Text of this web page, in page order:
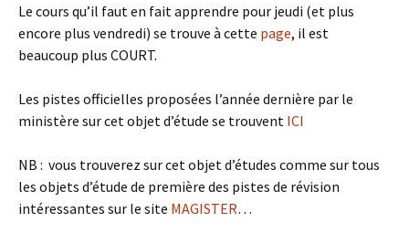
Le cours qu’il faut en fait apprendre pour jeudi (et plus
encore plus vendredi) se trouve à cette page, il est
beaucoup plus COURT.
Les pistes officielles proposées l’année dernière par le
ministère sur cet objet d’étude se trouvent ICI
NB : vous trouverez sur cet objet d’études comme sur tous
les objets d’étude de première des pistes de révision
intéressantes sur le site MAGISTER…